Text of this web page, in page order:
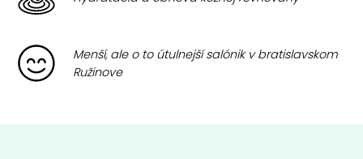
Menší, ale o to útulnejší salónik v bratislavskom
Ružinove